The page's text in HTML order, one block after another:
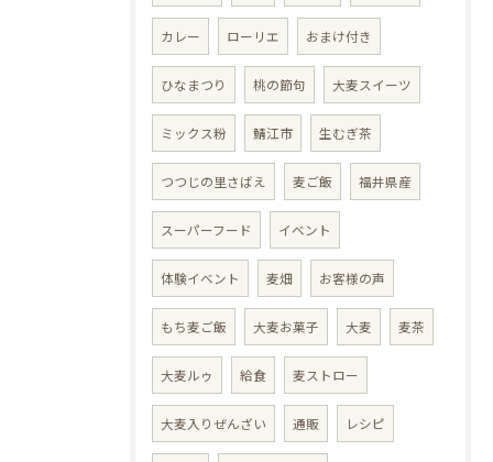
カレー ローリエ おまけ付き
ひなまつり 桃の節句 大麦スイーツ
ミックス粉 鯖江市 生むぎ茶
つつじの里さばえ 麦ご飯 福井県産
スーパーフード イベント
体験イベント 麦畑 お客様の声
もち麦ご飯 大麦お菓子 大麦 麦茶
大麦ルゥ 給食 麦ストロー
大麦入りぜんざい 通販 レシピ